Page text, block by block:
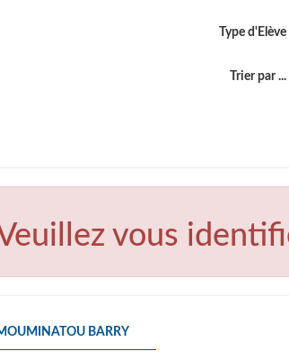
Type d'Elève
Trier par ...
vous
BARRY